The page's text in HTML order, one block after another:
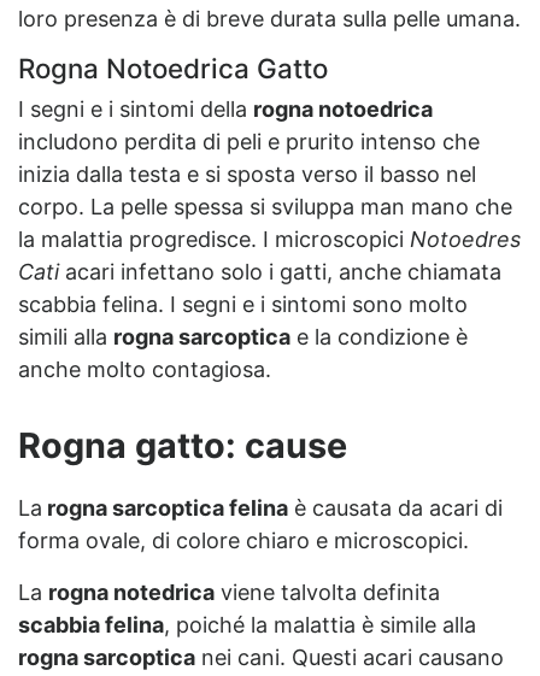
loro presenza è di breve durata sulla pelle umana.
Rogna Notoedrica Gatto
I segni e i sintomi della rogna notoedrica
includono perdita di peli e prurito intenso che
inizia dalla testa e si sposta verso il basso nel
corpo. La pelle spessa si sviluppa man mano che
la malattia progredisce. I microscopici Notoedres
Catiacari infettano solo i gatti, anche chiamata
scabbia felina. I segni e i sintomi sono molto
simili alla rogna sarcoptica e la condizione è
anche molto contagiosa.
Rogna gatto: cause
La rogna sarcoptica felina è causata da acari di
forma ovale, di colore chiaro e microscopici.
La rogna notedrica viene talvolta definita
scabbia felina, poiché la malattia è simile alla
rogna sarcoptica nei cani. Questi acari causano